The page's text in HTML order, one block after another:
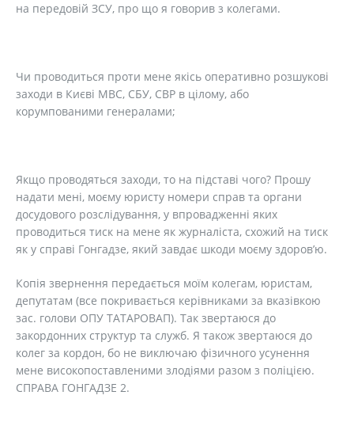
на передовій ЗСУ, про що я говорив з колегами.
Чи проводиться проти мене якісь оперативно розшукові
заходи в Києві МВС, СБУ, СВР в цілому, або
корумпованими генералами;
Якщо проводяться заходи, то на підставі чого? Прошу
надати мені, моєму юристу номери справ та органи
досудового розслідування, у впровадженні яких
проводиться тиск на мене як журналіста, схожий на тиск
як у справі Гонгадзе, який завдає шкоди моєму здоров’ю.
Копія звернення передається моїм колегам, юристам,
депутатам (все покривається керівниками за вказівкою
зас. голови ОПУ ТАТАРОВАП). Так звертаюся до
закордонних структур та служб. Я також звертаюся до
колег за кордон, бо не виключаю фізичного усунення
мене високопоставленими злодіями разом з поліцією.
СПРАВА ГОНГАДЗЕ 2.